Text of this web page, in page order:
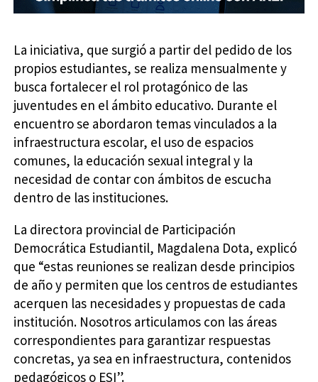
La iniciativa, que surgió a partir del pedido de los
propios estudiantes, se realiza mensualmente y
busca fortalecer el rol protagónico de las
juventudes en el ámbito educativo. Durante el
encuentro se abordaron temas vinculados a la
infraestructura escolar, el uso de espacios
comunes, la educación sexual integral y la
necesidad de contar con ámbitos de escucha
dentro de las instituciones.
La directora provincial de Participación
Democrática Estudiantil, Magdalena Dota, explicó
que “estas reuniones se realizan desde principios
de año y permiten que los centros de estudiantes
acerquen las necesidades y propuestas de cada
institución. Nosotros articulamos con las áreas
correspondientes para garantizar respuestas
concretas, ya sea en infraestructura, contenidos
pedagógicos o ESI”.